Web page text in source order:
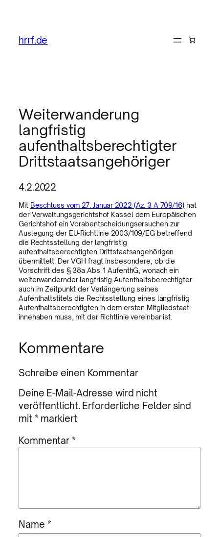
hrrf.de
Weiterwanderung
langfristig
aufenthaltsberechtigter
Drittstaatsangehöriger
4.2.2022
Mit Beschluss vom 27. Januar 2022 (Az. 3 A 709/16) hat
der Verwaltungsgerichtshof Kassel dem Europäischen
Gerichtshof ein Vorabentscheidungsersuchen zur
Auslegung der EU-Richtlinie 2003/109/EG betreffend
die Rechtsstellung der langfristig
aufenthaltsberechtigten Drittstaatsangehörigen
übermittelt. Der VGH fragt insbesondere, ob die
Vorschrift des § 38a Abs. 1 AufenthG, wonach ein
weiterwandernder langfristig Aufenthaltsberechtigter
auch im Zeitpunkt der Verlängerung seines
Aufenthaltstitels die Rechtsstellung eines langfristig
Aufenthaltsberechtigten in dem ersten Mitgliedstaat
innehaben muss, mit der Richtlinie vereinbar ist.
Kommentare
Schreibe einen Kommentar
Deine E-Mail-Adresse wird nicht
veröffentlicht. Erforderliche Felder sind
mit * markiert
Kommentar*
Name *